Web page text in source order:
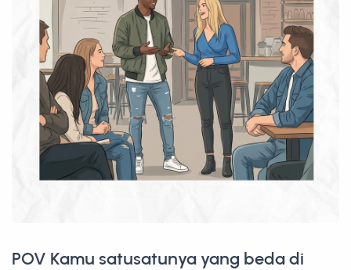
POV Kamu satusatunya yang beda di